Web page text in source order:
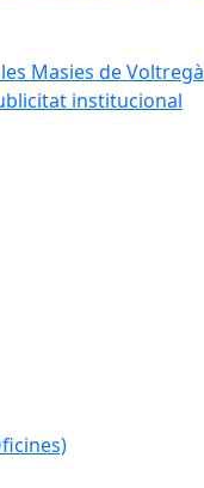
Masies de Voltregà
institucional